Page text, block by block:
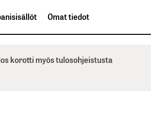
Omat tiedot
korotti myös tulosohjeistusta